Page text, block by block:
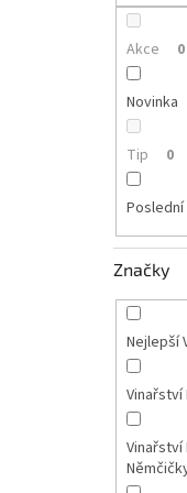
Akce 0
Novinka
Tip 0
Značky
Nejlepší
Vinařství